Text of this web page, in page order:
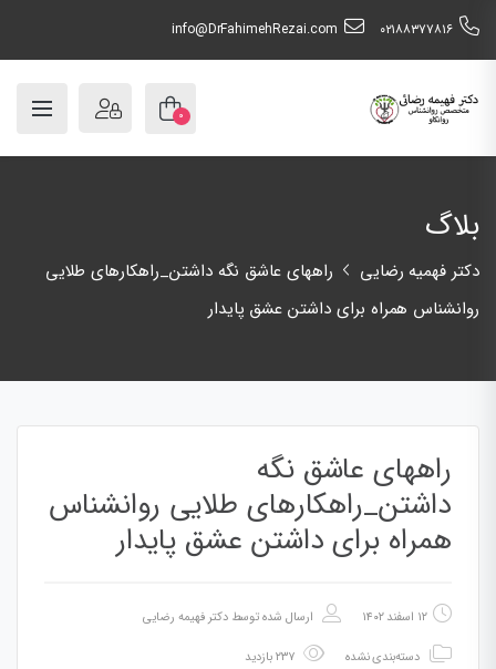
٠٢١٨٨٣٧٧٨١٦ info@DrFahimehRezai.com
۰
بلاگ
دکتر فهمیه رضایی
راههای عاشق نگه داشتن_راهکارهای طلایی
روانشناس همراه برای داشتن عشق پایدار
راههای عاشق نگه
داشتن_راهکارهای طلایی روانشناس
همراه برای داشتن عشق پایدار
۱۲ اسفند ۱۴۰۲ ارسال شده توسطدکتر فهیمه رضایی
دسته‌بندی نشده ۲۳۷ بازدید